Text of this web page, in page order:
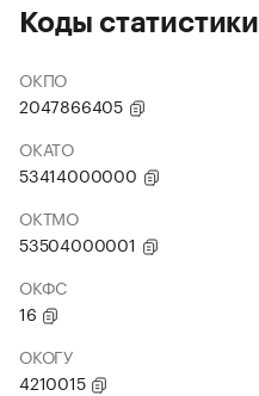
Коды статистики
ОКПО
2047866405
ОКАТО
53414000000
ОКТМО
53504000001
ОКФС
16
ОКОГУ
4210015